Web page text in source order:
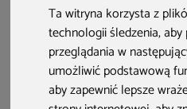
Ta witryna korzysta z
technologii śledzenia,
przeglądania w
umożliwić podstawową
aby zapewnić lepsze